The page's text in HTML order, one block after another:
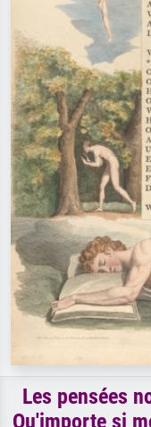
Les pensées
Qu'importe si